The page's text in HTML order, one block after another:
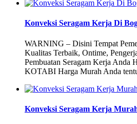
Konveksi Seragam Kerja Di
WARNING – Disini Tempat
Kualitas Terbaik, Ontime,
Pembuatan Seragam Kerja
KOTABI Harga Murah Anda
Konveksi Seragam Kerja